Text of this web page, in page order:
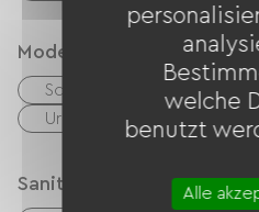
Modes de paiement
Schecks
Bargeld
Urlaubsgutscheine (ANCV)
Sanitäranlagen
welche
benutzt
Alle